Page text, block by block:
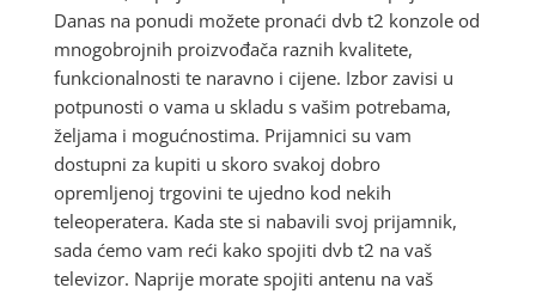
Danas na ponudi možete pronaći dvb t2 konzole od
mnogobrojnih proizvođača raznih kvalitete,
funkcionalnosti te naravno i cijene. Izbor zavisi u
potpunosti o vama u skladu s vašim potrebama,
željama i mogućnostima. Prijamnici su vam
dostupni za kupiti u skoro svakoj dobro
opremljenoj trgovini te ujedno kod nekih
teleoperatera. Kada ste si nabavili svoj prijamnik,
sada ćemo vam reći kako spojiti dvb t2 na vaš
televizor. Naprije morate spojiti antenu na vaš